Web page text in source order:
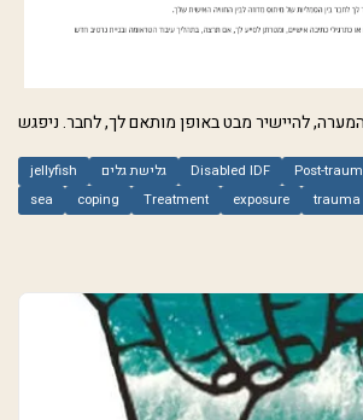
להיישיר מבט באופן מותאם לך, לחבר. ניפגש
jellyfish גלישת גלים Disabled IDF Post-
sea
coping Treatment exposure trauma